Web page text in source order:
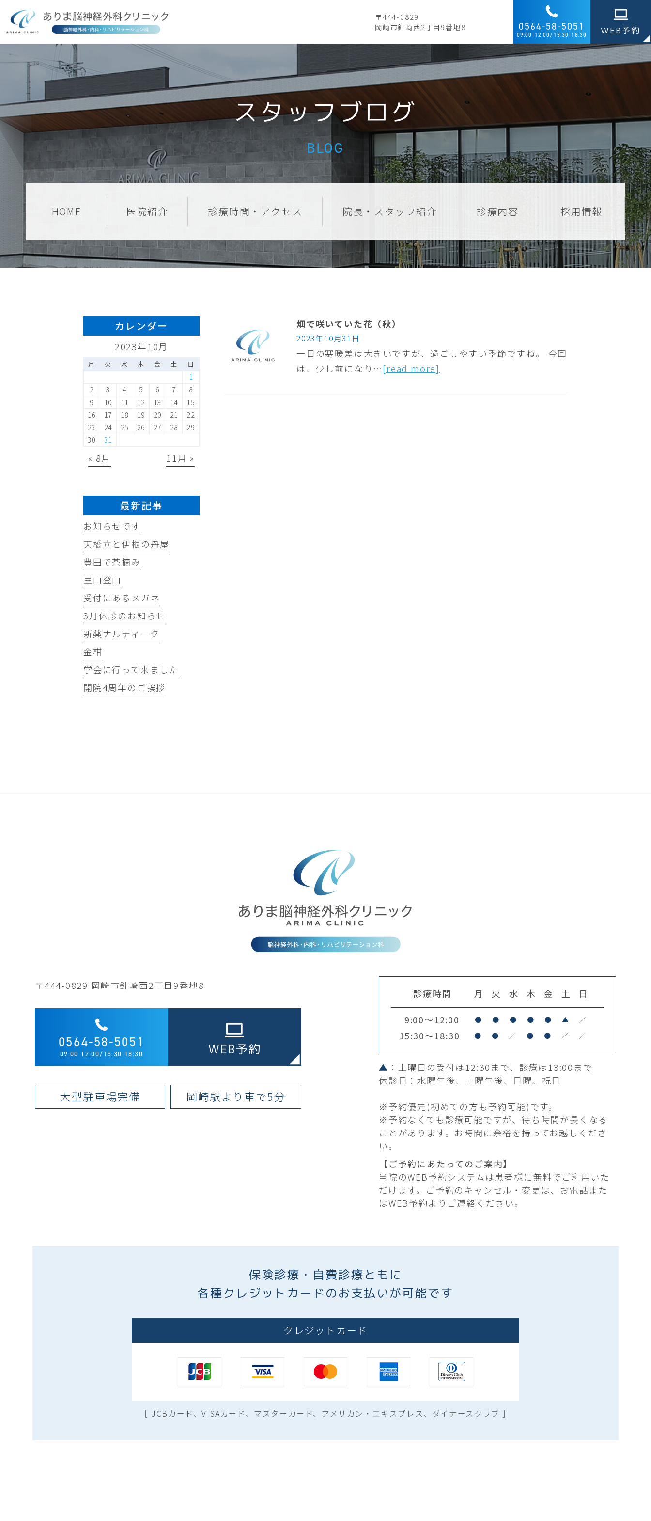
〒444-0829
岡崎市針崎西2丁目9番地8
0564-58-5051
09:00-12:00/15:30-18:30 WEB予約
スタッフブログ
BLOG
HOME 医院紹介 診療時間・アクセス 院長・スタッフ紹介 診療内容 採用情報
畑で咲いていた花（秋）
2023年10月31日
一日の寒暖差は大きいですが、過ごしやすい季節ですね。 今回
は、少し前になり…[read more]
カレンダー
2023年10月
月 火 水 木 金 土 日
1
2
3 4 5 6 7
8
9
10 11 12 13 14
15
16
17 18 19 20 21
22
23
24 25 26 27 28
29
30
31
« 8月 11月 »
最新記事
お知らせです
天橋立と伊根の舟屋
豊田で茶摘み
里山登山
受付にあるメガネ
3月休診のお知らせ
新薬ナルティーク
金柑
学会に行って来ました
開院4周年のご挨拶
〒444-0829 岡崎市針崎西2丁目9番地8
0564-58-5051
09:00-12:00/15:30-18:30 WEB予約
大型駐車場完備 岡崎駅より車で5分
診療時間 月 火 水 木 金 土 日
9:00～12:00 ● ● ● ● ● ▲ ／
15:30～18:30 ● ● ／ ● ● ／ ／
▲ ：土曜日の受付は12:30まで、診療は13:00まで
休診日：水曜午後、土曜午後、日曜、祝日
※予約優先(初めての方も予約可能)です。
※予約なくても診療可能ですが、待ち時間が長くなる
ことがあります。お時間に余裕を持ってお越しくださ
い。
【ご予約にあたってのご案内】
当院のWEB予約システムは患者様に無料でご利用いた
だけます。ご予約のキャンセル・変更は、お電話また
はWEB予約よりご連絡ください。
保険診療・自費診療ともに
各種クレジットカードのお支払いが可能です
クレジットカード
［ JCBカード、VISAカード、マスターカード、 アメリカン・エキスプレス、ダイナースクラブ ］